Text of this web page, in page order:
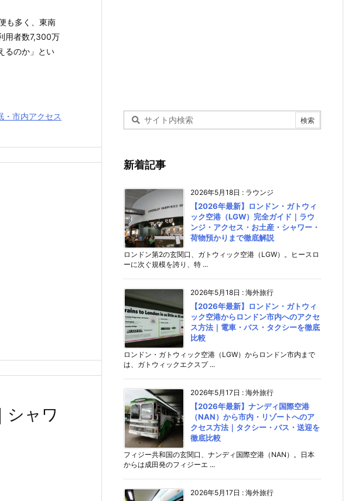
も多く、東南
用者数7,300万
るのか」とい
・市内アクセス
シャワ
新着記事
2026年5月18日 : ラウンジ
【2026年最新】ロンドン・ガトウィ
ック空港（LGW）完全ガイド｜ラウ
ンジ・アクセス・お土産・シャワー・
荷物預かりまで徹底解説
ロンドン第2の玄関口、ガトウィック空港（LGW）。ヒースロ
ーに次ぐ規模を誇り、特 ...
2026年5月18日 : 海外旅行
【2026年最新】ロンドン・ガトウィ
ック空港からロンドン市内へのアクセ
ス方法｜電車・バス・タクシーを徹底
比較
ロンドン・ガトウィック空港（LGW）からロンドン市内まで
は、ガトウィックエクスプ ...
2026年5月17日 : 海外旅行
【2026年最新】ナンディ国際空港
（NAN）から市内・リゾートへのア
クセス方法｜タクシー・バス・送迎を
徹底比較
フィジー共和国の玄関口、ナンディ国際空港（NAN）。日本
からは成田発のフィジーエ ...
2026年5月17日 : 海外旅行